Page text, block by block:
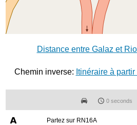
Distance entre Galaz et
Chemin inverse: Itinéraire à
0 seconds
Partez sur RN16A